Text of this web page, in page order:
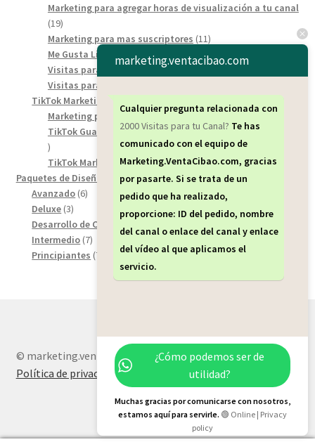
products
Marketing para agregar horas de visualización a tu canal
1919
products
Marketing para mas suscriptores 1111
products
Me Gusta Likes YouTube
products
Visitas para los video short de YouTube
Visitas para YouTube
TikTok Marketing Service
products
Marketing para comentarios de tiktok
6
products
TikTok Guardar / Descarga de seguidores para TikTok
12
products
TikTok Marketing para Spectadores de TikTok 2828
Paquetes de Diseños Web 1818
products
Avanzado 66
Deluxe 33
products
Desarrollo de Carrito de Compra
Intermedio 77
products
Principiantes 7
products
© marketing.ventacibao.com 2026
Política de privacidad
Built with WooCommerce
marketing.ventacibao.com
Cualquier pregunta relacionada con
2000 Visitas para tu Canal? Te has
comunicado con el equipo de
Marketing.VentaCibao.com, gracias
por pasarte. Si se trata de un
pedido que ha realizado,
proporcione: ID del pedido, nombre
del canal o enlace del canal y enlace
del vídeo al que aplicamos el
servicio.
¿Cómo podemos ser de
utilidad?
Muchas gracias por comunicarse con nosotros,
estamos aquí para servirle. 🟢 Online | Privacy
policy